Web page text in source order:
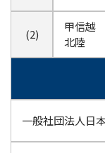
(2)
甲信越
北陸
一般社団法人日